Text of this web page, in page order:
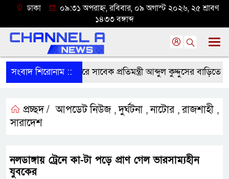
ঢাকা
০৯:৩১ অপরাহ্ন, রবিবার, ০৯ অগাস্ট ২০২৬, ২৫ শ্রাবণ
১৪৩৩ বঙ্গাব্দ
সংবাদ শিরোনাম ::নাটোরে সাবেক প্রতিমন্ত্রী আব্দুল কুদ্দুসের বাড়িতে
প্রচ্ছদ / আপডেট নিউজ ,দুর্ঘটনা ,নাটোর ,রাজশাহী ,
সারাদেশ
নলডাঙ্গায় ট্রেনে কা-টা পড়ে প্রাণ গেল ভারসাম্যহীন
যুবকের